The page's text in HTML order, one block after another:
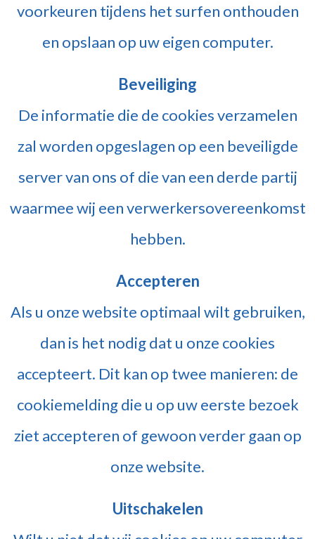
voorkeuren tijdens het surfen onthouden
en opslaan op uw eigen computer.
Beveiliging
De informatie die de cookies verzamelen
zal worden opgeslagen op een beveiligde
server van ons of die van een derde partij
waarmee wij een verwerkersovereenkomst
hebben.
Accepteren
Als u onze website optimaal wilt gebruiken,
dan is het nodig dat u onze cookies
accepteert. Dit kan op twee manieren: de
cookiemelding die u op uw eerste bezoek
ziet accepteren of gewoon verder gaan op
onze website.
Uitschakelen